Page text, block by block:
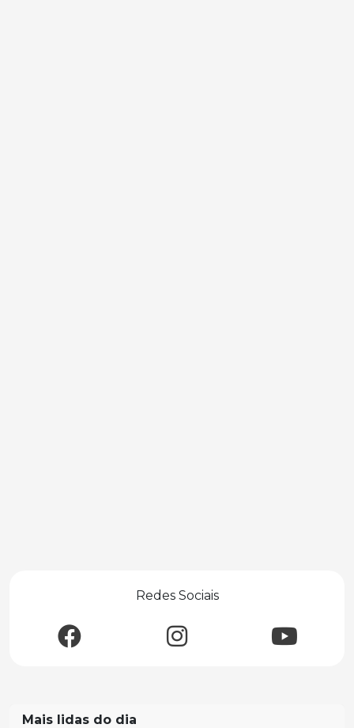
Redes Sociais
Mais lidas do dia